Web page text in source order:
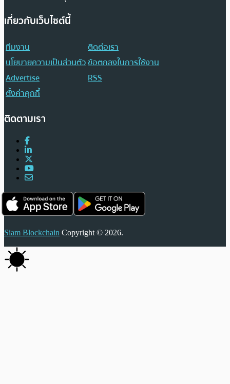
เกี่ยวกับเว็บไซต์นี้
ทีมงาน
ติดต่อเรา
นโยบายความเป็นส่วนตัวข้อตกลงในการใช้งาน
Advertise
RSS
ตั้งค่าคุกกี้
ติดตามเรา
Siam Blockchain Copyright © 2026.